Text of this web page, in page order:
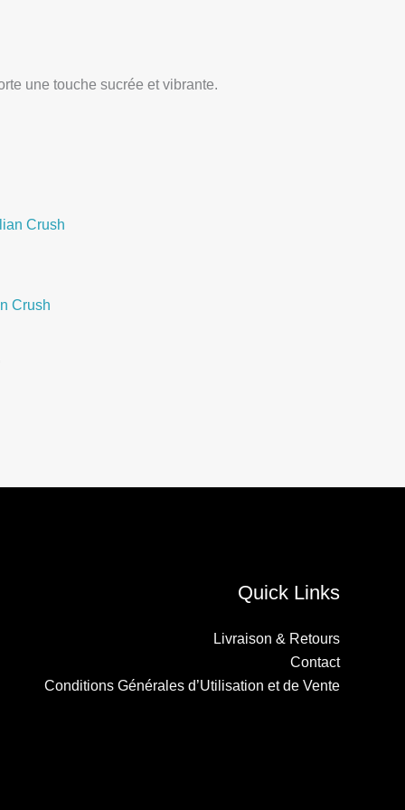
une touche sucrée et vibrante.
Crush
Plage
Quick Links
Livraison & Retours
Contact
Conditions Générales d’Utilisation et de Vente